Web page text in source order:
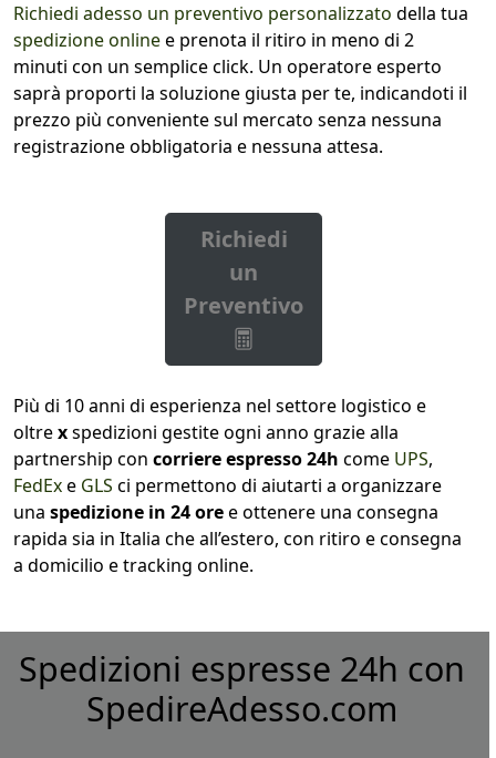
Richiedi adesso un preventivo personalizzato della tua
spedizione onlinee prenota il ritiro in meno di 2
minuti con un semplice click. Un operatore esperto
saprà proporti la soluzione giusta per te, indicandoti il
prezzo più conveniente sul mercato senza nessuna
registrazione obbligatoria e nessuna attesa.
Richiedi
un
Preventivo
Più di 10 anni di esperienza nel settore logistico e
oltrexspedizioni gestite ogni anno grazie alla
partnership con corriere espresso 24h come UPS,
FedExe GLS ci permettono di aiutarti a organizzare
una spedizione in 24 oree ottenere una consegna
rapida sia in Italia che all’estero, con ritiro e consegna
a domicilio e tracking online.
Spedizioni espresse 24h con
SpedireAdesso.com